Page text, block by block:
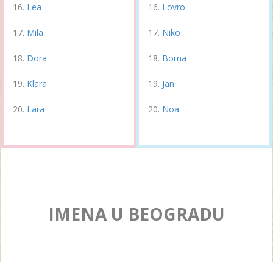
Lea
Mila
Dora
Klara
Lara
Lovro
Niko
Borna
Jan
Noa
IMENA U BEOGRADU